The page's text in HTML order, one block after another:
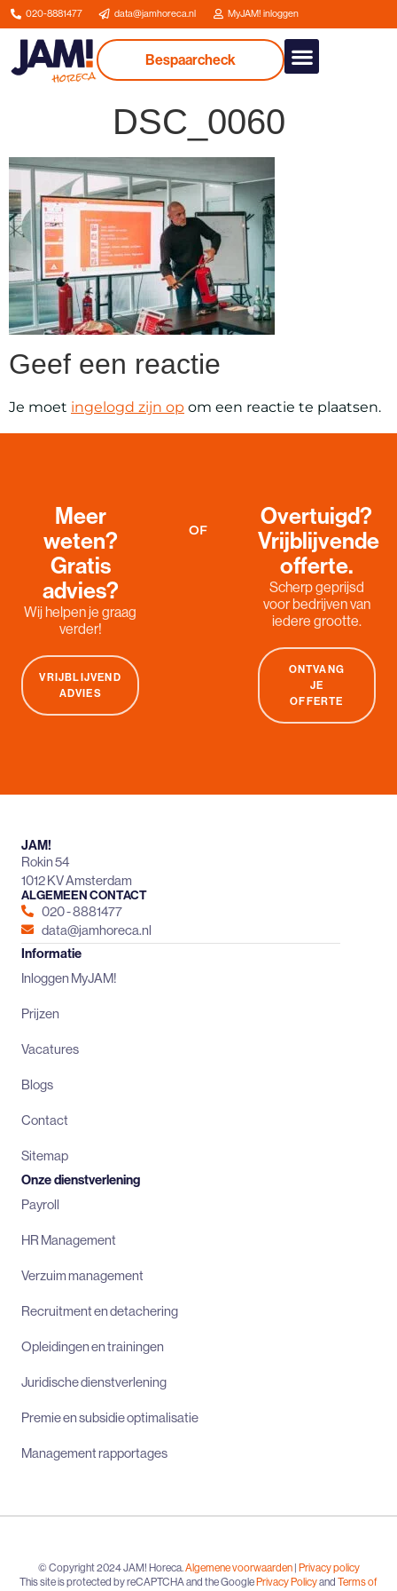
020-8881477 data@jamhoreca.nl MyJAM! inloggen
Bespaarcheck
DSC_0060
Geef een reactie
Je moet ingelogd zijn op om een reactie te plaatsen.
Meer
weten?
Gratis
advies?
Wij helpen je graag
verder!
VRIJBLIJVEND
ADVIES
OF
Overtuigd?
Vrijblijvende
offerte.
Scherp geprijsd
voor bedrijven van
iedere grootte.
ONTVANG
JE
OFFERTE
JAM!
Rokin 54
1012 KV Amsterdam
ALGEMEEN CONTACT
020 - 8881477
data@jamhoreca.nl
Informatie
Inloggen MyJAM!
Prijzen
Vacatures
Blogs
Contact
Sitemap
Onze dienstverlening
Payroll
HR Management
Verzuim management
Recruitment en detachering
Opleidingen en trainingen
Juridische dienstverlening
Premie en subsidie optimalisatie
Management rapportages
© Copyright 2024 JAM! Horeca. Algemene voorwaarden| Privacy policy
This site is protected by reCAPTCHA and the GooglePrivacy Policyand Terms of